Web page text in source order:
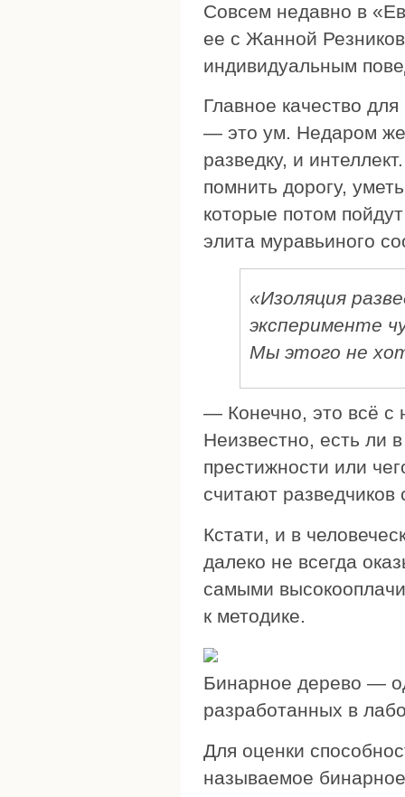
Совсем недавно в
ее с Жанной
индивидуальным
Главное качество
— это ум. Недаром же
разведку, и
помнить дорогу,
которые потом
элита муравьиного
«Изоляция
эксперименте
Мы этого не
— Конечно, это всё с
Неизвестно, есть ли
престижности или
считают
Кстати, и в
далеко не всегда
самыми
к методике.
Бинарное дерево —
разработанных в
Для оценки
называемое